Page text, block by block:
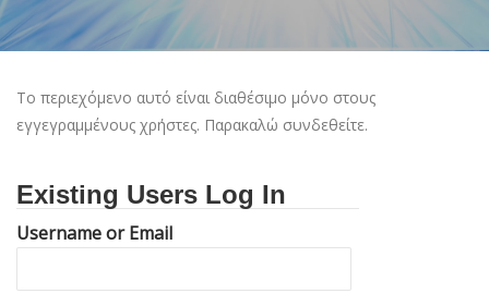
Το περιεχόμενο αυτό είναι διαθέσιμο μόνο στους
εγγεγραμμένους χρήστες. Παρακαλώ συνδεθείτε.
Existing Users Log In
Username or Email